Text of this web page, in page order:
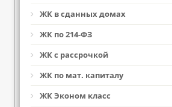
ЖК в сданных домах
ЖК по 214-ФЗ
ЖК с рассрочкой
ЖК по мат. капиталу
ЖК Эконом класс